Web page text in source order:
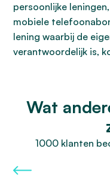
persoonlijke
mobiele
lening waarbij de
verantwoordelijk is,
Wat
1000 klanten